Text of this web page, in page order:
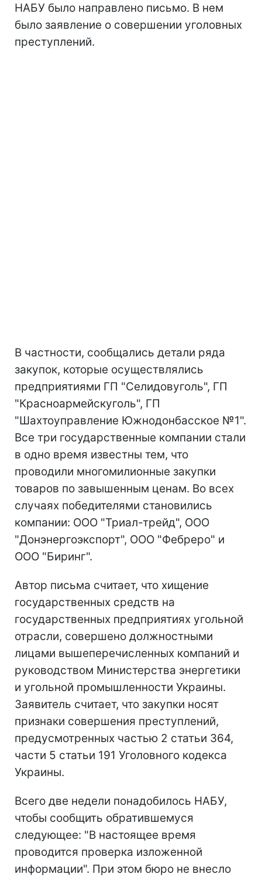
НАБУ было направлено письмо. В нем
было заявление о совершении уголовных
преступлений.
В частности, сообщались детали ряда
закупок, которые осуществлялись
предприятиями ГП "Селидовуголь", ГП
"Красноармейскуголь", ГП
"Шахтоуправление Южнодонбасское №1".
Все три государственные компании стали
в одно время известны тем, что
проводили многомилионные закупки
товаров по завышенным ценам. Во всех
случаях победителями становились
компании: ООО "Триал-трейд", ООО
"Донэнергоэкспорт", ООО "Фебреро" и
ООО "Биринг".
Автор письма считает, что хищение
государственных средств на
государственных предприятиях угольной
отрасли, совершено должностными
лицами вышеперечисленных компаний и
руководством Министерства энергетики
и угольной промышленности Украины.
Заявитель считает, что закупки носят
признаки совершения преступлений,
предусмотренных частью 2 статьи 364,
части 5 статьи 191 Уголовного кодекса
Украины.
Всего две недели понадобилось НАБУ,
чтобы сообщить обратившемуся
следующее: "В настоящее время
проводится проверка изложенной
информации". При этом бюро не внесло